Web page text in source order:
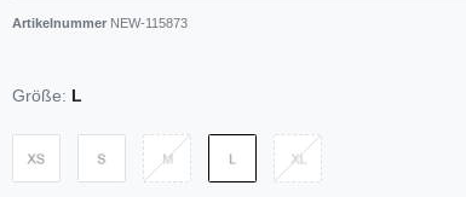
Artikelnummer NEW-115873
Größe: L